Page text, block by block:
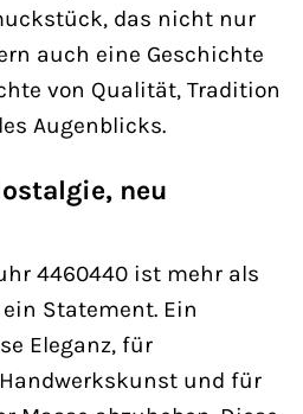
das nicht nur
auch eine Geschichte
von Qualität, Tradition
Augenblicks.
neu
4460440 ist mehr als
Statement. Ein
Eleganz, für
und für